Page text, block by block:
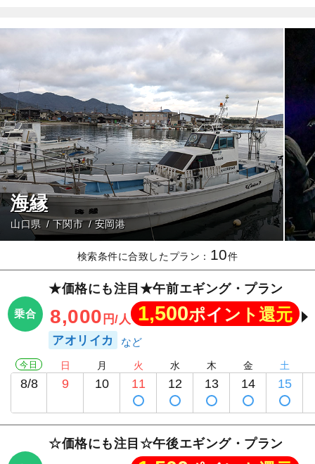
海縁
山口県 下関市 安岡港
検索条件に合致したプラン： 10件
乗合
★価格にも注目★午前エギング・プラン
8,000 円/人 1,500ポイント還元
アオリイカ
今日
8/8
日
9
月
10
火
11
水
12
木
13
金
14
土
15
☆価格にも注目☆午後エギング・プラン